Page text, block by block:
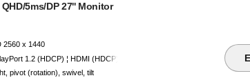
5ms/DP 27'' Monitor
2560 x 1440
1.2 (HDCP) ¦ HDMI (HDCP) ¦ USB-B upstream ¦ 4 x USB 3.2 Gen
pivot (rotation), swivel, tilt